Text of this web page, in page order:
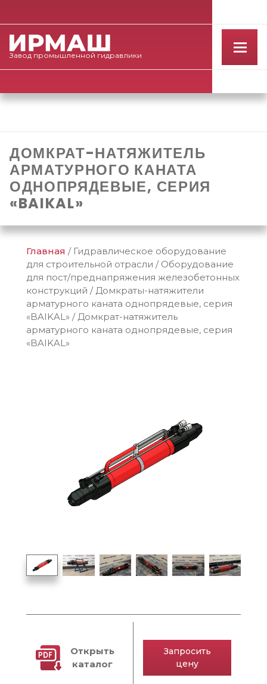
Завод промышленной гидравлики
ДОМКРАТ-НАТЯЖИТЕЛЬ
АРМАТУРНОГО КАНАТА
ОДНОПРЯДЕВЫЕ, СЕРИЯ
«BAIKAL»
Главная / Гидравлическое оборудование
для строительной отрасли / Оборудование
для пост/преднапряжения железобетонных
конструкций / Домкраты-натяжители
арматурного каната однопрядевые, серия
«BAIKAL» / Домкрат-натяжитель
арматурного каната однопрядевые, серия
«BAIKAL»
Открыть
каталог
Запросить
цену